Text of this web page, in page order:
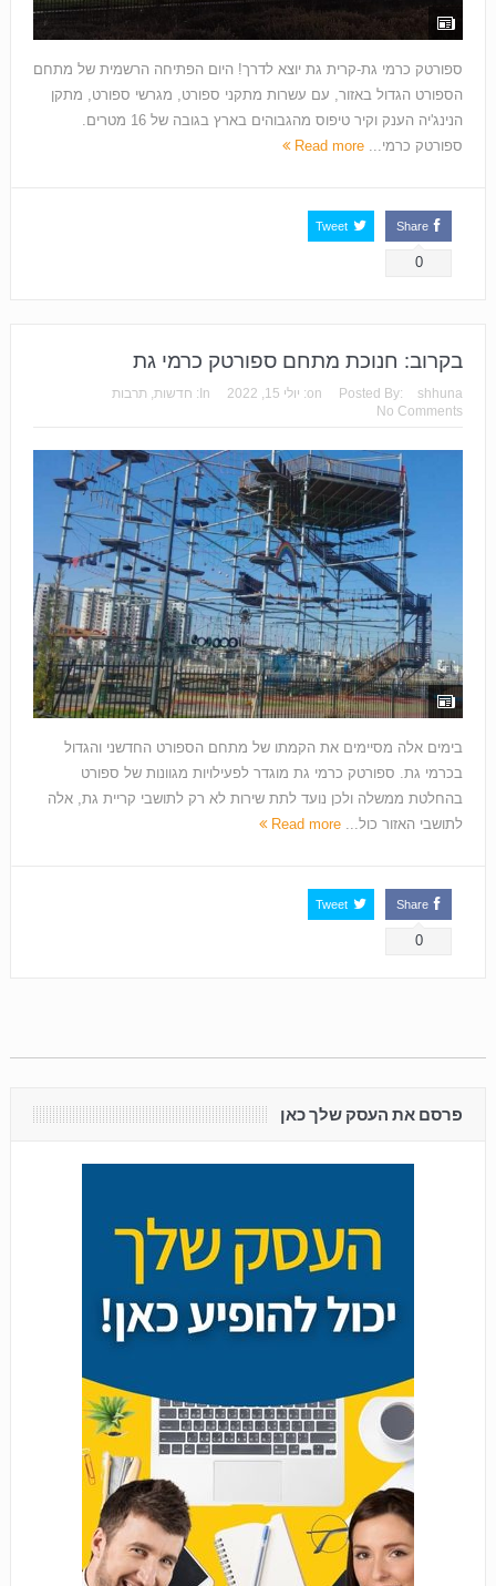
ספורטק כרמי גת-קרית גת יוצא לדרך! היום הפתיחה הרשמית של מתחם
הספורט הגדול באזור, עם עשרות מתקני ספורט, מגרשי ספורט, מתקן
הנינג'יה הענק וקיר טיפוס מהגבוהים בארץ בגובה של 16 מטרים.
ספורטק כרמי... Read more
Share
0
Tweet
בקרוב: חנוכת מתחם ספורטק כרמי גת
Posted By: shhuna
on: יולי 15, 2022 In: חדשות, תרבות
No Comments
בימים אלה מסיימים את הקמתו של מתחם הספורט החדשני והגדול
בכרמי גת. ספורטק כרמי גת מוגדר לפעילויות מגוונות של ספורט
בהחלטת ממשלה ולכן נועד לתת שירות לא רק לתושבי קריית גת, אלה
לתושבי האזור כול... Read more
Share
0
Tweet
פרסם את העסק שלך כאן